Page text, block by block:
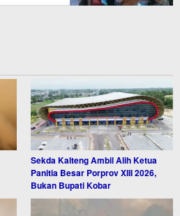
Sekda Kalteng Ambil Alih Ketua
Panitia Besar Porprov XIII 2026,
Bukan Bupati Kobar